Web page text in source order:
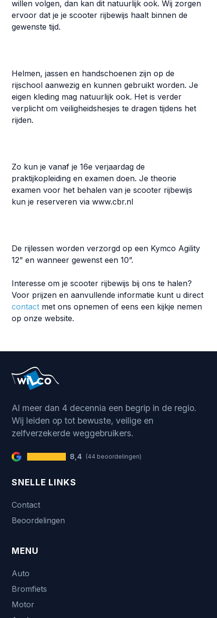
willen volgen, dan kan dit natuurlijk ook. Wij zorgen
ervoor dat je je scooter rijbewijs haalt binnen de
gewenste tijd.
Helmen, jassen en handschoenen zijn op de
rijschool aanwezig en kunnen gebruikt worden. Je
eigen kleding mag natuurlijk ook. Het is verder
verplicht om veiligheidshesjes te dragen tijdens het
rijden.
Zo kun je vanaf je 16e verjaardag de
praktijkopleiding en examen doen. Je theorie
examen voor het behalen van je scooter rijbewijs
kun je reserveren via www.cbr.nl
De rijlessen worden verzorgd op een Kymco Agility
12” en wanneer gewenst een 10”.
Interesse om je scooter rijbewijs bij ons te halen?
Voor prijzen en aanvullende informatie kunt u direct
contact met ons opnemen of eens een kijkje nemen
op onze website.
Al meer dan 4 decennia een begrip in de regio.
Wij leiden op tot bewuste, veilige en
zelfverzekerde weggebruikers.
8,4 (44 beoordelingen)
SNELLE LINKS
Contact
Beoordelingen
MENU
Auto
Bromfiets
Motor